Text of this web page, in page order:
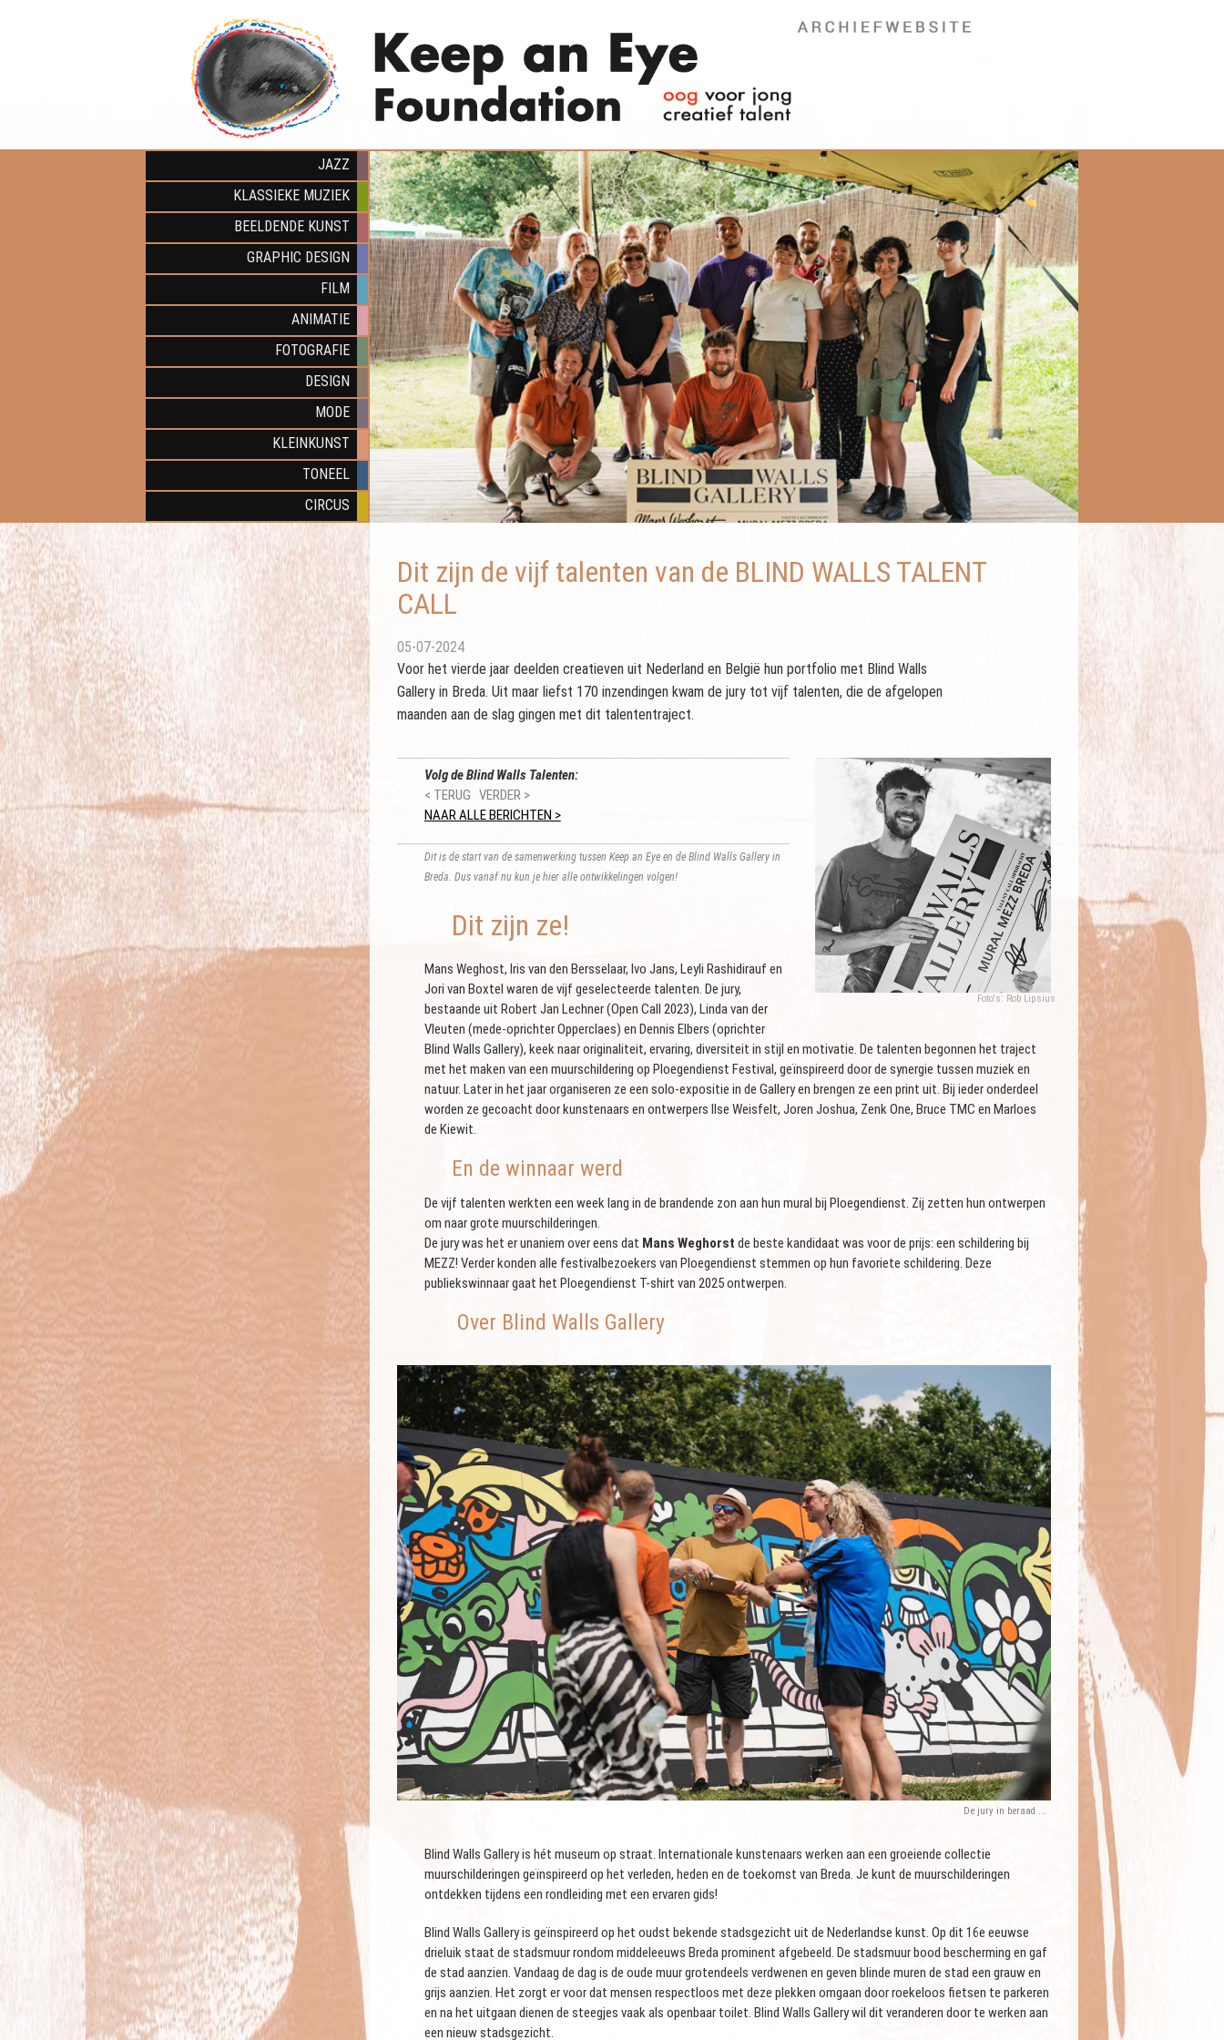
JAZZ
KLASSIEKE MUZIEK
BEELDENDE KUNST
GRAPHIC DESIGN
FILM
ANIMATIE
FOTOGRAFIE
DESIGN
MODE
KLEINKUNST
TONEEL
CIRCUS
Dit zijn de vijf talenten van de BLIND WALLS TALENT
CALL
05-07-2024
Voor het vierde jaar deelden creatieven uit Nederland en België hun portfolio met Blind Walls
Gallery in Breda. Uit maar liefst 170 inzendingen kwam de jury tot vijf talenten, die de afgelopen
maanden aan de slag gingen met dit talententraject.
Foto's: Rob Lipsius
Volg de Blind Walls Talenten:
< TERUG VERDER >
NAAR ALLE BERICHTEN >
Dit is de start van de samenwerking tussen Keep an Eye en de Blind Walls Gallery in
Breda. Dus vanaf nu kun je hier alle ontwikkelingen volgen!
Dit zijn ze!
Mans Weghost, Iris van den Bersselaar, Ivo Jans, Leyli Rashidirauf en
Jori van Boxtel waren de vijf geselecteerde talenten. De jury,
bestaande uit Robert Jan Lechner (Open Call 2023), Linda van der
Vleuten (mede-oprichter Opperclaes) en Dennis Elbers (oprichter
Blind Walls Gallery), keek naar originaliteit, ervaring, diversiteit in stijl en motivatie. De talenten begonnen het traject
met het maken van een muurschildering op Ploegendienst Festival, geïnspireerd door de synergie tussen muziek en
natuur. Later in het jaar organiseren ze een solo-expositie in de Gallery en brengen ze een print uit. Bij ieder onderdeel
worden ze gecoacht door kunstenaars en ontwerpers Ilse Weisfelt, Joren Joshua, Zenk One, Bruce TMC en Marloes
de Kiewit.
En de winnaar werd
De vijf talenten werkten een week lang in de brandende zon aan hun mural bij Ploegendienst. Zij zetten hun ontwerpen
om naar grote muurschilderingen.
De jury was het er unaniem over eens dat Mans Weghorst de beste kandidaat was voor de prijs: een schildering bij
MEZZ! Verder konden alle festivalbezoekers van Ploegendienst stemmen op hun favoriete schildering. Deze
publiekswinnaar gaat het Ploegendienst T-shirt van 2025 ontwerpen.
Over Blind Walls Gallery
De jury in beraad ...
Blind Walls Gallery is hét museum op straat. Internationale kunstenaars werken aan een groeiende collectie
muurschilderingen geïnspireerd op het verleden, heden en de toekomst van Breda. Je kunt de muurschilderingen
ontdekken tijdens een rondleiding met een ervaren gids!
Blind Walls Gallery is geïnspireerd op het oudst bekende stadsgezicht uit de Nederlandse kunst. Op dit 16e eeuwse
drieluik staat de stadsmuur rondom middeleeuws Breda prominent afgebeeld. De stadsmuur bood bescherming en gaf
de stad aanzien. Vandaag de dag is de oude muur grotendeels verdwenen en geven blinde muren de stad een grauw en
grijs aanzien. Het zorgt er voor dat mensen respectloos met deze plekken omgaan door roekeloos fietsen te parkeren
en na het uitgaan dienen de steegjes vaak als openbaar toilet. Blind Walls Gallery wil dit veranderen door te werken aan
een nieuw stadsgezicht.